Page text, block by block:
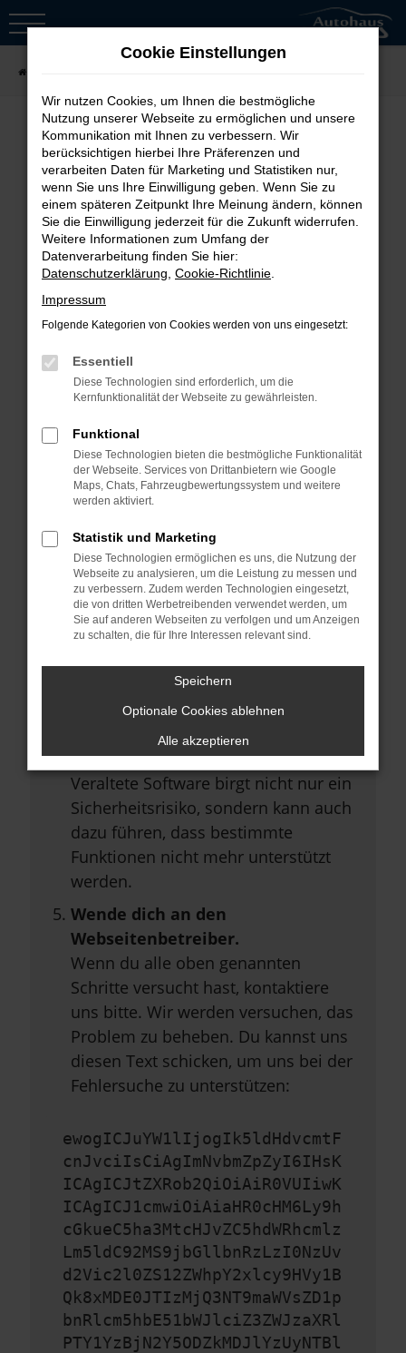
Zum
Fehler: Network Error
Beim Laden ist ein Fehler aufgetreten.
Hier sind ein paar Tipps, die dir helfen
können:
Überprüfe deine Firewall und
deine Internetverbindung.
Beispiel deine Suchmaschine?
Prüfe deine
Browsererweiterungen.
Manche Erweiterungen, wie
Werbeblocker, können das Laden
bestimmter Seiten verhindern.
anderen Browser oder in einem
privaten Fenster?
Starte dein Gerät neu.
Das kann manchmal helfen,
Stelle sicher, dass dein Browser
und dein Betriebssystem auf dem
neuesten Stand sind.
Veraltete Software birgt nicht nur ein
Sicherheitsrisiko, sondern kann auch
dazu führen, dass bestimmte
Funktionen nicht mehr unterstützt
werden.
Wende dich an den
Webseitenbetreiber.
Wenn du alle oben genannten
Schritte versucht hast, kontaktiere
uns bitte. Wir werden versuchen, das
Problem zu beheben. Du kannst uns
diesen Text schicken, um uns bei der
Fehlersuche zu unterstützen:
ewogICJuYW1lIjogIk5ldHdvcmtF
cnJvciIsCiAgImNvbmZpZyI6IHsK
ICAgICJtZXRob2QiOiAiR0VUIiwK
ICAgICJ1cmwiOiAiaHR0cHM6Ly9h
cGkueC5ha3MtcHJvZC5hdWRhcmlz
Lm5ldC92MS9jbGllbnRzLzI0NzUv
d2Vic2l0ZS12ZWhpY2xlcy9HVy1B
Qk8xMDE0JTIzMjQ3NT9maWVsZD1p
bnRlcm5hbE51bWJlciZ3ZWJzaXRl
PTY1YzBjN2Y5ODZkMDJlYzUyNTBl
Cookie Einstellungen
Wir nutzen Cookies, um Ihnen die bestmögliche
Nutzung unserer Webseite zu ermöglichen und unsere
Kommunikation mit Ihnen zu verbessern. Wir
berücksichtigen hierbei Ihre Präferenzen und
verarbeiten Daten für Marketing und Statistiken nur,
wenn Sie uns Ihre Einwilligung geben. Wenn Sie zu
einem späteren Zeitpunkt Ihre Meinung ändern, können
Sie die Einwilligung jederzeit für die Zukunft widerrufen.
Weitere Informationen zum Umfang der
Datenverarbeitung finden Sie hier:
Datenschutzerklärung Cookie-Richtlinie
Impressum
Folgende Kategorien von Cookies werden von uns eingesetzt:
Essentiell
Diese Technologien sind erforderlich, um die
Kernfunktionalität der Webseite zu gewährleisten.
Funktional
Diese Technologien bieten die bestmögliche Funktionalität
der Webseite. Services von Drittanbietern wie Google
Maps, Chats, Fahrzeugbewertungssystem und weitere
werden aktiviert.
Statistik und Marketing
Diese Technologien ermöglichen es uns, die Nutzung der
Webseite zu analysieren, um die Leistung zu messen und
zu verbessern. Zudem werden Technologien eingesetzt,
die von dritten Werbetreibenden verwendet werden, um
Sie auf anderen Webseiten zu verfolgen und um Anzeigen
zu schalten, die für Ihre Interessen relevant sind.
Speichern
Optionale Cookies ablehnen
Alle akzeptieren